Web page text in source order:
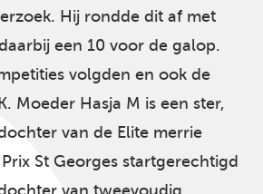
Hij rondde dit af met
een 10 voor de galop.
volgden en ook de
Moeder Hasja M is een ster,
van de Elite merrie
St Georges startgerechtigd
van tweevoudig